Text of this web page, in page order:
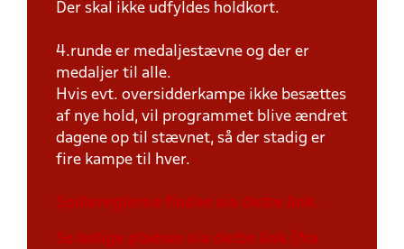
Der skal ikke udfyldes holdkort.
4.runde er medaljestævne og der er
medaljer til alle.
Hvis evt. oversidderkampe ikke besættes
af nye hold, vil programmet blive ændret
dagene op til stævnet, så der stadig er
fire kampe til hver.
Spillereglerne findes via dette link.
Se ledige pladser via dette link (fra